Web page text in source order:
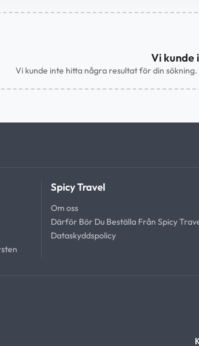
Vi kunde
Vi kunde inte hitta några resultat för din
Spicy Travel
Om oss
Därför Bör Du Beställa Från Spicy
Dataskyddspolicy